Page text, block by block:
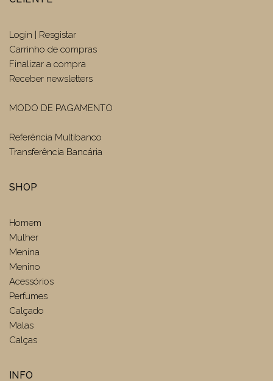
Login | Resgistar
Carrinho de compras
Finalizar a compra
Receber newsletters
MODO DE PAGAMENTO
Referência Multibanco
Transferência Bancária
SHOP
Homem
Mulher
Menina
Menino
Acessórios
Perfumes
Calçado
Malas
Calças
INFO